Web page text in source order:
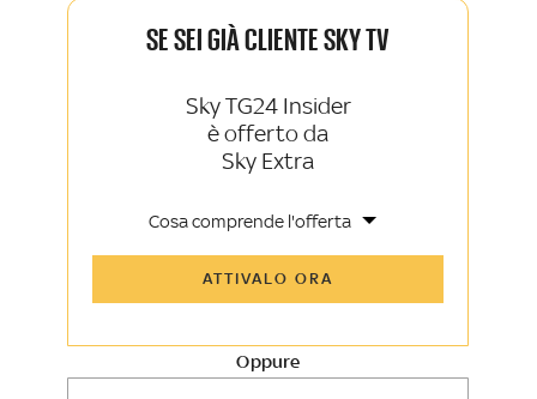
SE SEI GIÀ CLIENTE SKY TV
Sky TG24 Insider
è offerto da
Sky Extra
Cosa comprende l'offerta
Sky Sport Insider
La newsletter esclusiva di Sky TG24
ATTIVALO ORA
Oppure